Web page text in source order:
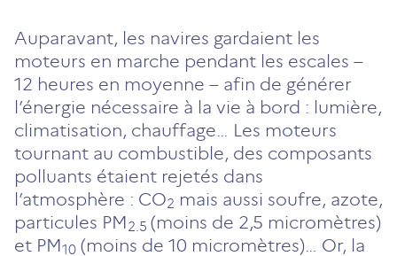
Auparavant, les navires gardaient les
moteurs en marche pendant les escales –
12 heures en moyenne – afin de générer
l’énergie nécessaire à la vie à bord : lumière,
climatisation, chauffage… Les moteurs
tournant au combustible, des composants
polluants étaient rejetés dans
l’atmosphère : CO2 mais aussi soufre, azote,
particules PM2.5 (moins de 2,5 micromètres)
et PM10 (moins de 10 micromètres)… Or, la